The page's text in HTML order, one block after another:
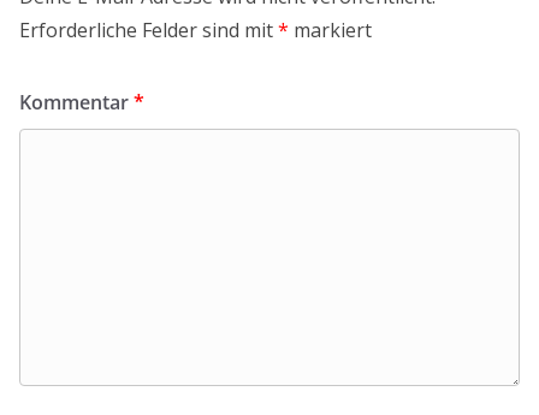
Erforderliche Felder sind mit* markiert
Kommentar*